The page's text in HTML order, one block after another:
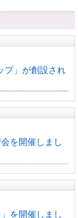
プ」が創設され
を開催しまし
を開催しまし